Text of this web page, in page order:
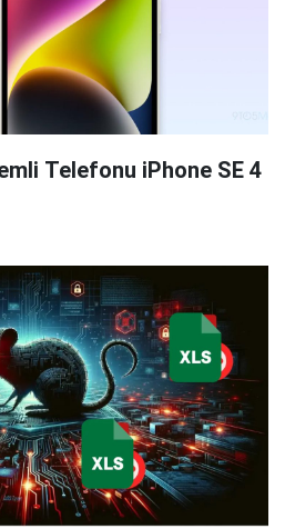
Telefonu iPhone SE 4